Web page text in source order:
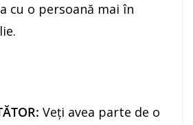
cu o persoană mai în
Veţi avea parte de o